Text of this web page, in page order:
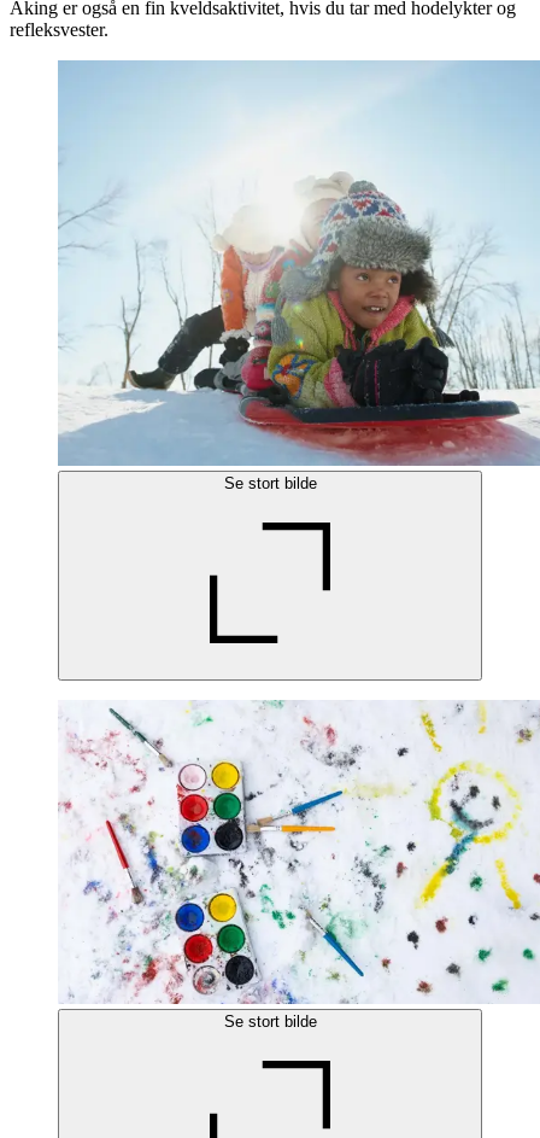
Aking er også en fin kveldsaktivitet, hvis du tar med hodelykter og
refleksvester.
Se stort bilde
Se stort bilde